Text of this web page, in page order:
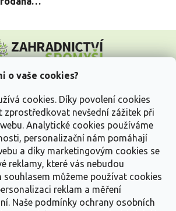
o vaše cookies?
cookies. Díky povolení cookies
zprostředkovat nevšední zážitek při
Analytické cookies používáme
personalizační nám pomáhají
a díky marketingovým cookies se
reklamy, které vás nebudou
souhlasem můžeme používat cookies
reklam a měření
Naše podmínky ochrany osobních